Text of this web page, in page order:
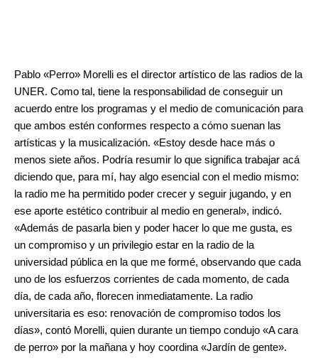
Pablo «Perro» Morelli es el director artístico de las radios de la
UNER. Como tal, tiene la responsabilidad de conseguir un
acuerdo entre los programas y el medio de comunicación para
que ambos estén conformes respecto a cómo suenan las
artísticas y la musicalización. «Estoy desde hace más o
menos siete años. Podría resumir lo que significa trabajar acá
diciendo que, para mí, hay algo esencial con el medio mismo:
la radio me ha permitido poder crecer y seguir jugando, y en
ese aporte estético contribuir al medio en general», indicó.
«Además de pasarla bien y poder hacer lo que me gusta, es
un compromiso y un privilegio estar en la radio de la
universidad pública en la que me formé, observando que cada
uno de los esfuerzos corrientes de cada momento, de cada
día, de cada año, florecen inmediatamente. La radio
universitaria es eso: renovación de compromiso todos los
días», contó Morelli, quien durante un tiempo condujo «A cara
de perro» por la mañana y hoy coordina «Jardín de gente».